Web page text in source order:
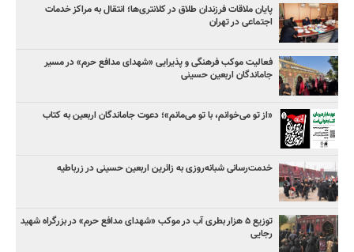
پایان ملاقات فرزندان طلاق در کلانتری‌ها؛ انتقال به مراکز خدمات
اجتماعی در تهران
فعالیت موکب فرهنگی و پذیرایی «شهدای مدافع حرم» در مسیر
جاماندگان اربعین حسینی
«از تو می‌خوانم، با تو می‌مانم»؛ دعوت جاماندگان اربعین به کتاب
خدمت‌رسانی شبانه‌روزی به زائرین اربعین حسینی در زرباطیه
توزیع ۵ هزار بطری آب در موکب «شهدای مدافع حرم» در بزرگراه شهید
رجایی